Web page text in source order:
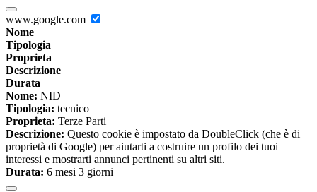
www.google.com
Nome
Tipologia
Proprieta
Descrizione
Durata
Nome: NID
Tipologia: tecnico
Proprieta: Terze Parti
Descrizione: Questo cookie è impostato da DoubleClick (che è di
proprietà di Google) per aiutarti a costruire un profilo dei tuoi
interessi e mostrarti annunci pertinenti su altri siti.
Durata: 6 mesi 3 giorni